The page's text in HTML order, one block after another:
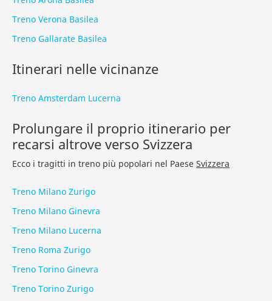
Treno Verona Basilea
Treno Gallarate Basilea
Itinerari nelle vicinanze
Treno Amsterdam Lucerna
Prolungare il proprio itinerario per
recarsi altrove verso Svizzera
Ecco i tragitti in treno più popolari nel Paese Svizzera
Treno Milano Zurigo
Treno Milano Ginevra
Treno Milano Lucerna
Treno Roma Zurigo
Treno Torino Ginevra
Treno Torino Zurigo